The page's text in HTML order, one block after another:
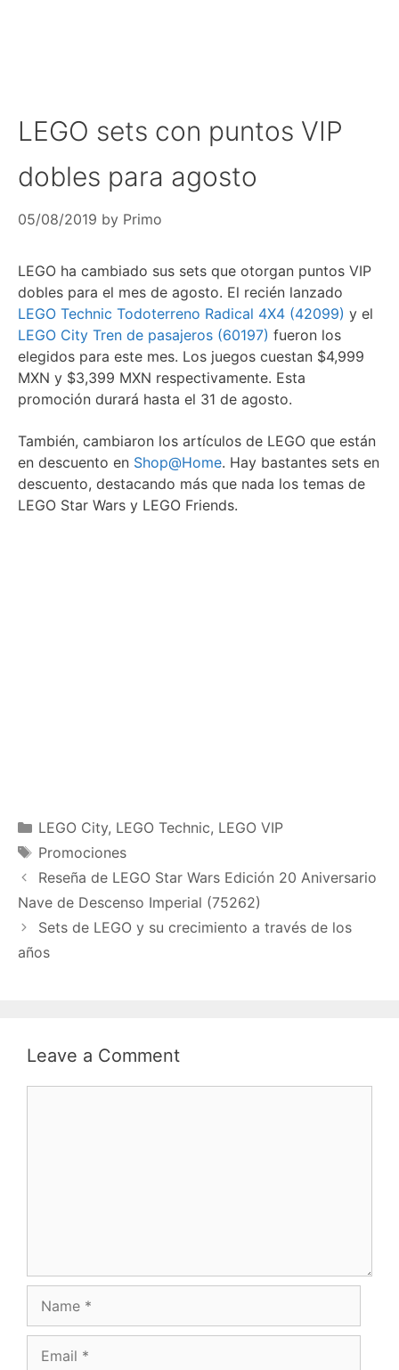
LEGO sets con puntos VIP
dobles para agosto
05/08/2019 by Primo
LEGO ha cambiado sus sets que otorgan puntos VIP
dobles para el mes de agosto. El recién lanzado
LEGO Technic Todoterreno Radical 4X4 (42099) y el
LEGO City Tren de pasajeros (60197) fueron los
elegidos para este mes. Los juegos cuestan $4,999
MXN y $3,399 MXN respectivamente. Esta
promoción durará hasta el 31 de agosto.
También, cambiaron los artículos de LEGO que están
en descuento en Shop@Home. Hay bastantes sets en
descuento, destacando más que nada los temas de
LEGO Star Wars y LEGO Friends.
Categories
LEGO City, LEGO Technic, LEGO VIP
Tags
Promociones
Reseña de LEGO Star Wars Edición 20 Aniversario
Nave de Descenso Imperial (75262)
Sets de LEGO y su crecimiento a través de los
años
Leave a Comment